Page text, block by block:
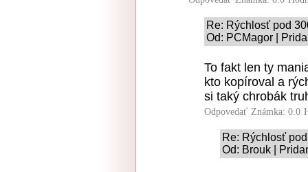
Re: Rýchlosť pod
Od: PCMagor |
To fakt len ty
kto kopíroval a
si taký chrobák
Odpovedať Známka: 0.0
Re: Rýchlosť
Od: Brouk |